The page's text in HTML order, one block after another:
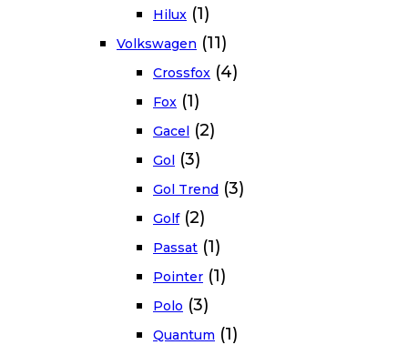
Hilux (1)
Volkswagen (11)
Crossfox (4)
Fox (1)
Gacel (2)
Gol (3)
Gol Trend (3)
Golf (2)
Passat (1)
Pointer (1)
Polo (3)
Quantum (1)